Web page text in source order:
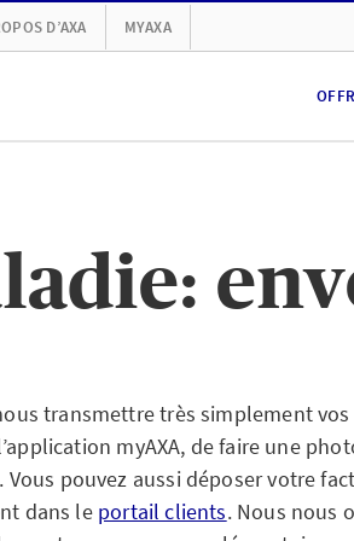
D’AXA MYAXA
transmettre très simplement
myAXA, de faire une
pouvez aussi déposer votre
dans le portail clients. Nous nous